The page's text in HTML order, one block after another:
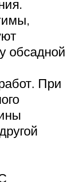
обсадной
При